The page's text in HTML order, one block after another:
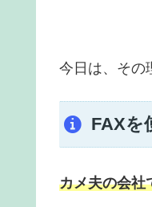
今日は、その
FAXを
カメ夫の会社